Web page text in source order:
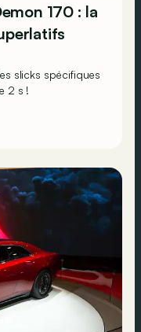
170 : la
slicks spécifiques
2 s !